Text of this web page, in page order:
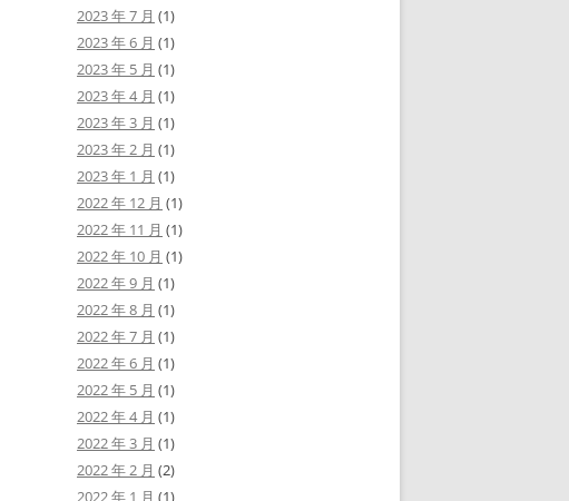
2023 年 7 月 (1)
2023 年 6 月 (1)
2023 年 5 月 (1)
2023 年 4 月 (1)
2023 年 3 月 (1)
2023 年 2 月 (1)
2023 年 1 月 (1)
2022 年 12 月 (1)
2022 年 11 月 (1)
2022 年 10 月 (1)
2022 年 9 月 (1)
2022 年 8 月 (1)
2022 年 7 月 (1)
2022 年 6 月 (1)
2022 年 5 月 (1)
2022 年 4 月 (1)
2022 年 3 月 (1)
2022 年 2 月 (2)
2022 年 1 月 (1)